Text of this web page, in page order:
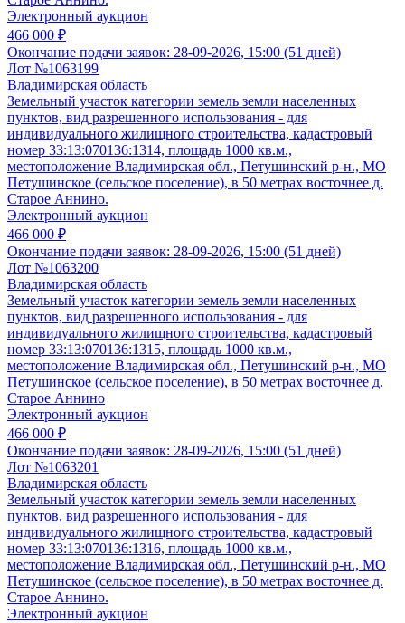
Электронный аукцион
466 000 ₽
Окончание подачи заявок: 28-09-2026, 15:00 (51 дней)
Лот №1063199
Владимирская область
Земельный участок категории земель земли населенных
пунктов, вид разрешенного использования - для
индивидуального жилищного строительства, кадастровый
номер 33:13:070136:1314, площадь 1000 кв.м.,
местоположение Владимирская обл., Петушинский р-н., МО
Петушинское (сельское поселение), в 50 метрах восточнее д.
Старое Аннино.
Электронный аукцион
466 000 ₽
Окончание подачи заявок: 28-09-2026, 15:00 (51 дней)
Лот №1063200
Владимирская область
Земельный участок категории земель земли населенных
пунктов, вид разрешенного использования - для
индивидуального жилищного строительства, кадастровый
номер 33:13:070136:1315, площадь 1000 кв.м.,
местоположение Владимирская обл., Петушинский р-н., МО
Петушинское (сельское поселение), в 50 метрах восточнее д.
Старое Аннино
Электронный аукцион
466 000 ₽
Окончание подачи заявок: 28-09-2026, 15:00 (51 дней)
Лот №1063201
Владимирская область
Земельный участок категории земель земли населенных
пунктов, вид разрешенного использования - для
индивидуального жилищного строительства, кадастровый
номер 33:13:070136:1316, площадь 1000 кв.м.,
местоположение Владимирская обл., Петушинский р-н., МО
Петушинское (сельское поселение), в 50 метрах восточнее д.
Старое Аннино.
Электронный аукцион